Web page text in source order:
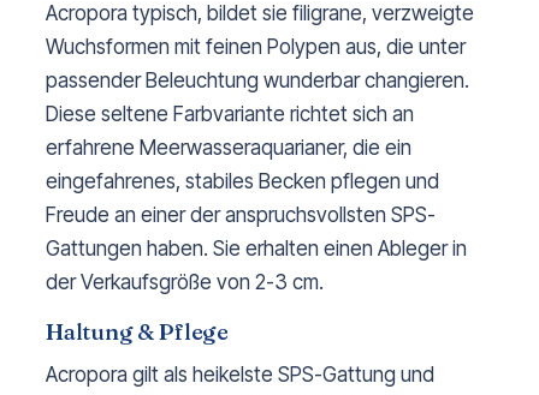
Acropora typisch, bildet sie filigrane, verzweigte
Wuchsformen mit feinen Polypen aus, die unter
passender Beleuchtung wunderbar changieren.
Diese seltene Farbvariante richtet sich an
erfahrene Meerwasseraquarianer, die ein
eingefahrenes, stabiles Becken pflegen und
Freude an einer der anspruchsvollsten SPS-
Gattungen haben. Sie erhalten einen Ableger in
der Verkaufsgröße von 2-3 cm.
Haltung & Pflege
Acropora gilt als heikelste SPS-Gattung und